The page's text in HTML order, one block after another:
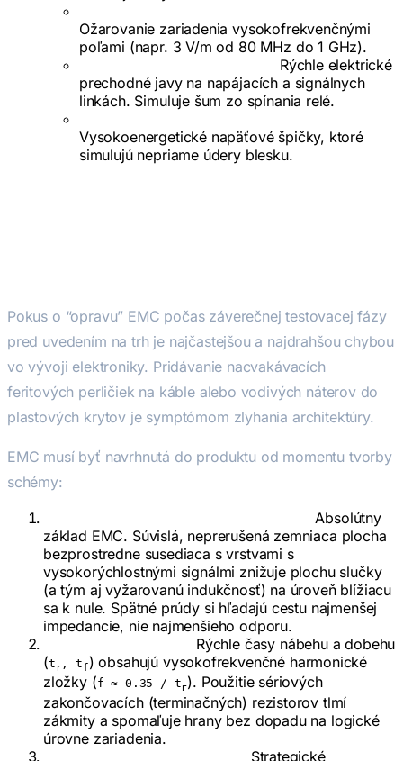
Ožarovanie zariadenia vysokofrekvenčnými
poľami (napr. 3 V/m od 80 MHz do 1 GHz).
Rýchle elektrické
prechodné javy na napájacích a signálnych
linkách. Simuluje šum zo spínania relé.
Vysokoenergetické napäťové špičky, ktoré
simulujú nepriame údery blesku.
Pokus o “opravu” EMC počas záverečnej testovacej fázy
pred uvedením na trh je najčastejšou a najdrahšou chybou
vo vývoji elektroniky. Pridávanie nacvakávacích
feritových perličiek na káble alebo vodivých náterov do
plastových krytov je symptómom zlyhania architektúry.
EMC musí byť navrhnutá do produktu od momentu tvorby
schémy:
Absolútny
základ EMC. Súvislá, neprerušená zemniaca plocha
bezprostredne susediaca s vrstvami s
vysokorýchlostnými signálmi znižuje plochu slučky
(a tým aj vyžarovanú indukčnosť) na úroveň blížiacu
sa k nule. Spätné prúdy si hľadajú cestu najmenšej
impedancie, nie najmenšieho odporu.
Rýchle časy nábehu a dobehu
(t r, tf) obsahujú vysokofrekvenčné harmonické
zložky (f ≈ 0.35 / tr). Použitie sériových
zakončovacích (terminačných) rezistorov tlmí
zákmity a spomaľuje hrany bez dopadu na logické
úrovne zariadenia.
Strategické